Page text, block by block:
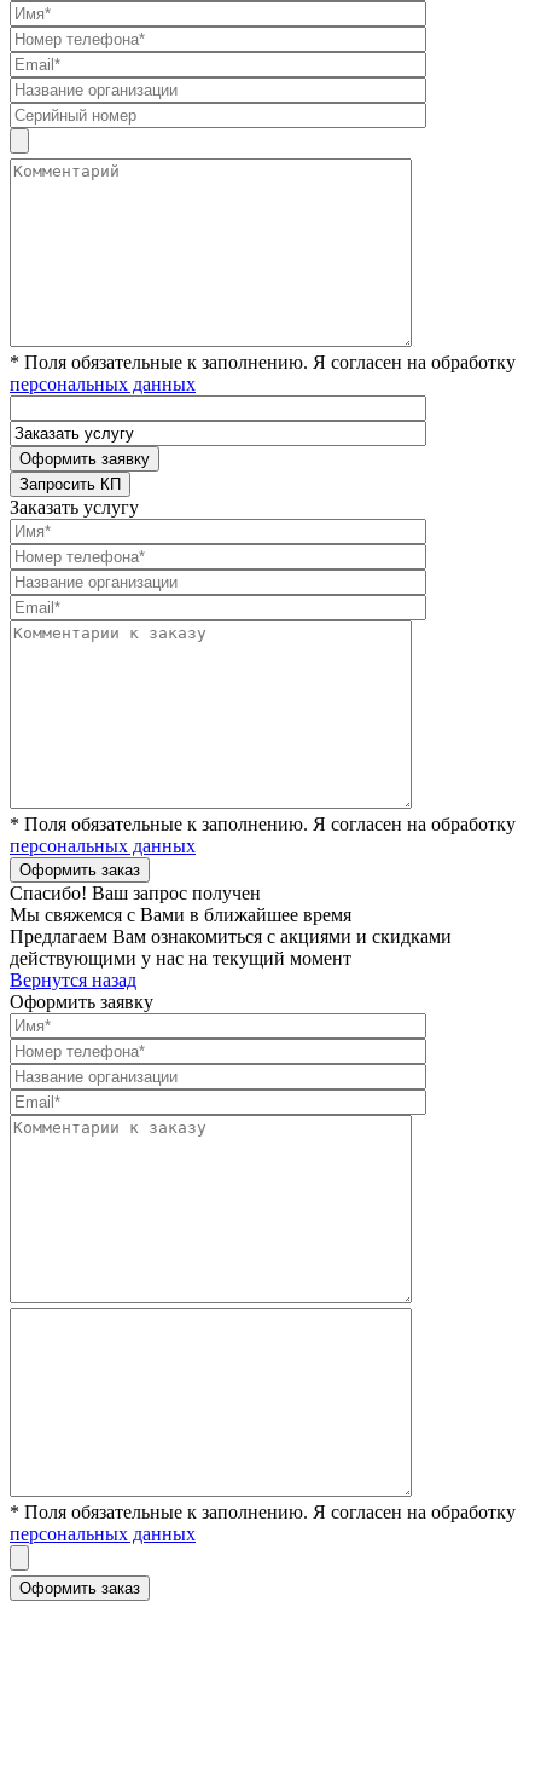
* Поля обязательные к заполнению. Я согласен на обработку
персональных данных
Заказать услугу
* Поля обязательные к заполнению. Я согласен на обработку
персональных данных
Спасибо! Ваш запрос получен
Мы свяжемся с Вами в ближайшее время
Предлагаем Вам ознакомиться с акциями и скидками
действующими у нас на текущий момент
Вернутся назад
Оформить заявку
* Поля обязательные к заполнению. Я согласен на обработку
персональных данных